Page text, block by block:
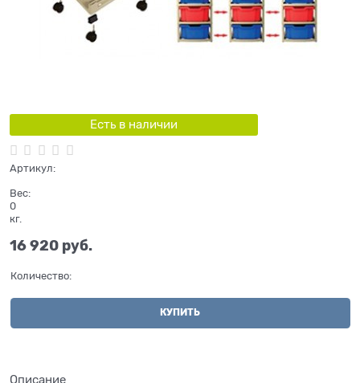
Есть в наличии
Артикул:
Вес:
0
кг.
16 920 руб.
Количество:
КУПИТЬ
Описание